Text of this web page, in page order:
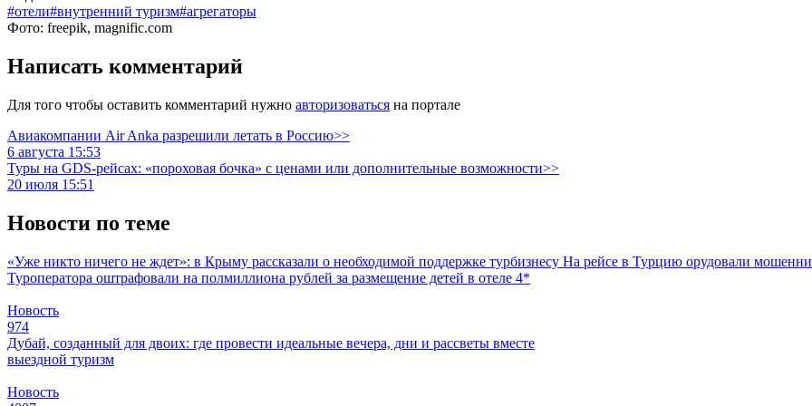
#отели#внутренний туризм#агрегаторы
Фото: freepik, magnific.com
Написать комментарий
Для того чтобы оставить комментарий нужно авторизоваться на портале
Авиакомпании Air Anka разрешили летать в Россию>>
6 августа 15:53
Туры на GDS-рейсах: «пороховая бочка» с ценами или дополнительные возможности>>
20 июля 15:51
Новости по теме
«Уже никто ничего не ждет»: в Крыму рассказали о необходимой поддержке турбизнесу На рейсе в Турцию орудовали
Туроператора оштрафовали на полмиллиона рублей за размещение детей в отеле 4*
Новость
974
Дубай, созданный для двоих: где провести идеальные вечера, дни и рассветы вместе
выездной туризм
Новость